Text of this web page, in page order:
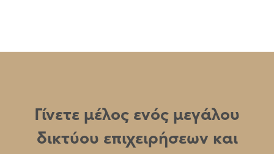
Γίνετε μέλος ενός μεγάλου
δικτύου επιχειρήσεων και